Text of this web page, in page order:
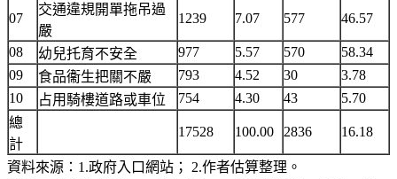
07
交通違規開單拖吊過
嚴
1239 7.07 577 46.57
08 幼兒托育不安全 977 5.57 570
58.34
09
食品衞生把關不嚴 793 4.52 30
3.78
10
占用騎樓道路或車位 754 4.30 43
5.70
總
計
17528 100.00 2836 16.18
資料來源：1.政府入口網站； 2.作者估算整理。